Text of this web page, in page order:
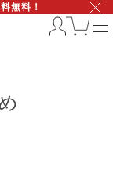
無料！